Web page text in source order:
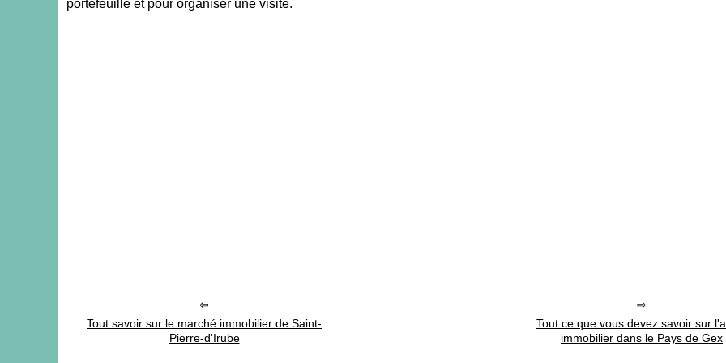
portefeuille et pour organiser une visite.
Tout savoir sur le marché immobilier de Saint-
Pierre-d'Irube
Tout ce que vous devez savoir sur
immobilier dans le Pays de Gex